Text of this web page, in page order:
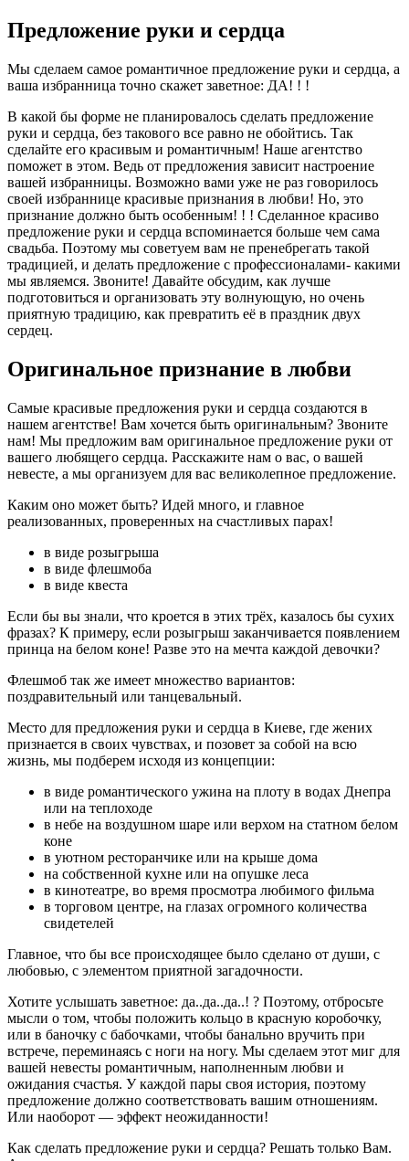
Предложение руки и сердца
Мы сделаем самое романтичное предложение руки и сердца, а
ваша избранница точно скажет заветное: ДА! ! !
В какой бы форме не планировалось сделать предложение
руки и сердца, без такового все равно не обойтись. Так
сделайте его красивым и романтичным! Наше агентство
поможет в этом. Ведь от предложения зависит настроение
вашей избранницы. Возможно вами уже не раз говорилось
своей избраннице красивые признания в любви! Но, это
признание должно быть особенным! ! ! Сделанное красиво
предложение руки и сердца вспоминается больше чем сама
свадьба. Поэтому мы советуем вам не пренебрегать такой
традицией, и делать предложение с профессионалами- какими
мы являемся. Звоните! Давайте обсудим, как лучше
подготовиться и организовать эту волнующую, но очень
приятную традицию, как превратить её в праздник двух
сердец.
Оригинальное признание в любви
Самые красивые предложения руки и сердца создаются в
нашем агентстве! Вам хочется быть оригинальным? Звоните
нам! Мы предложим вам оригинальное предложение руки от
вашего любящего сердца. Расскажите нам о вас, о вашей
невесте, а мы организуем для вас великолепное предложение.
Каким оно может быть? Идей много, и главное
реализованных, проверенных на счастливых парах!
в виде розыгрыша
в виде флешмоба
в виде квеста
Если бы вы знали, что кроется в этих трёх, казалось бы сухих
фразах? К примеру, если розыгрыш заканчивается появлением
принца на белом коне! Разве это на мечта каждой девочки?
Флешмоб так же имеет множество вариантов:
поздравительный или танцевальный.
Место для предложения руки и сердца в Киеве, где жених
признается в своих чувствах, и позовет за собой на всю
жизнь, мы подберем исходя из концепции:
в виде романтического ужина на плоту в водах Днепра
или на теплоходе
в небе на воздушном шаре или верхом на статном белом
коне
в уютном ресторанчике или на крыше дома
на собственной кухне или на опушке леса
в кинотеатре, во время просмотра любимого фильма
в торговом центре, на глазах огромного количества
свидетелей
Главное, что бы все происходящее было сделано от души, с
любовью, с элементом приятной загадочности.
Хотите услышать заветное: да..да..да..! ? Поэтому, отбросьте
мысли о том, чтобы положить кольцо в красную коробочку,
или в баночку с бабочками, чтобы банально вручить при
встрече, переминаясь с ноги на ногу. Мы сделаем этот миг для
вашей невесты романтичным, наполненным любви и
ожидания счастья. У каждой пары своя история, поэтому
предложение должно соответствовать вашим отношениям.
Или наоборот — эффект неожиданности!
Как сделать предложение руки и сердца? Решать только Вам.